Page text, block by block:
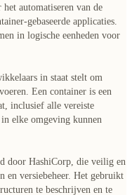
automatiseren van de
gebaseerde applicaties.
in logische eenheden voor
in staat stelt om
Een container is een
inclusief alle vereiste
elke omgeving kunnen
door HashiCorp, die veilig en
en versiebeheer. Het gebruikt
te beschrijven en te